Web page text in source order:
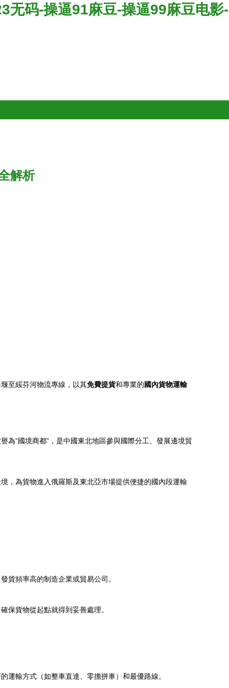
无码-操逼91麻豆-操逼99麻豆电影-
解析
至綏芬河物流專線，以其免費提貨和專業的國內貨物運輸
為“國境商都”，是中國東北地區參與國際分工、發展邊境貿
，為貨物進入俄羅斯及東北亞市場提供便捷的國內段運輸
貨頻率高的制造企業或貿易公司。
保貨物從起點就得到妥善處理。
運輸方式（如整車直達、零擔拼車）和最優路線。